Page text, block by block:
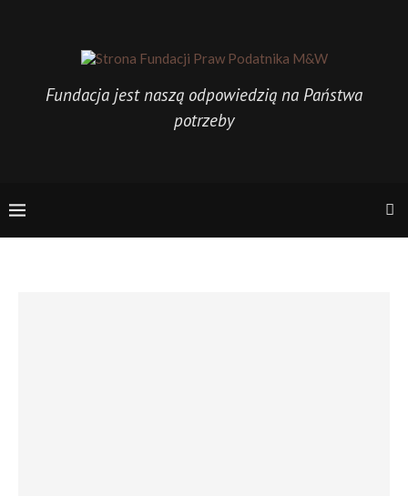
Fundacja jest naszą odpowiedzią na Państwa
potrzeby